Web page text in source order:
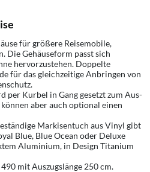
für größere Reisemobile,
Die Gehäuseform passt sich
hervorzustehen. Doppelte
für das gleichzeitige Anbringen von
per Kurbel in Gang gesetzt zum Aus-
aber auch optional einen
Markisentuch aus Vinyl gibt
Blue, Blue Ocean oder Deluxe
Aluminium, in Design Titanium
mit Auszugslänge 250 cm.